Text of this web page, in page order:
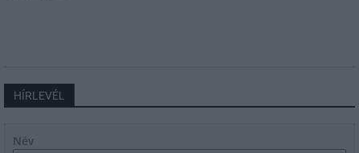
HÍRLEVÉL
Név